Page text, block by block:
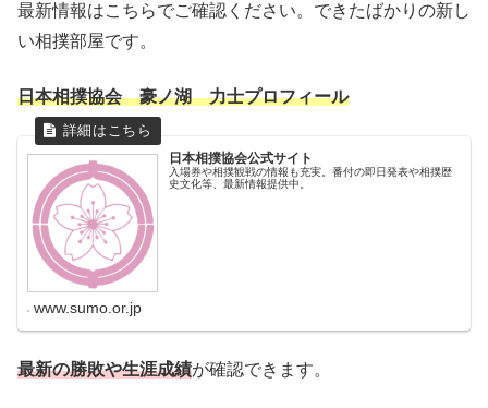
最新情報はこちらでご確認ください。できたばかりの新し
い相撲部屋です。
日本相撲協会 豪ノ湖 力士プロフィール
日本相撲協会公式サイト
入場券や相撲観戦の情報も充実。番付の即日発表や相撲歴
史文化等、最新情報提供中。
www.sumo.or.jp
最新の勝敗や生涯成績が確認できます。